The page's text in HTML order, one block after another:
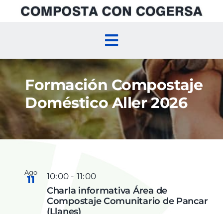
Toggle
Navigation
Inicio
Compostaje Doméstico
Compostaje Comunitario
Agenda
Formación Compostaje
Doméstico Aller 2026
Ago
11 10:00 - 11:00
Charla informativa Área de
Compostaje Comunitario de Pancar
(Llanes)